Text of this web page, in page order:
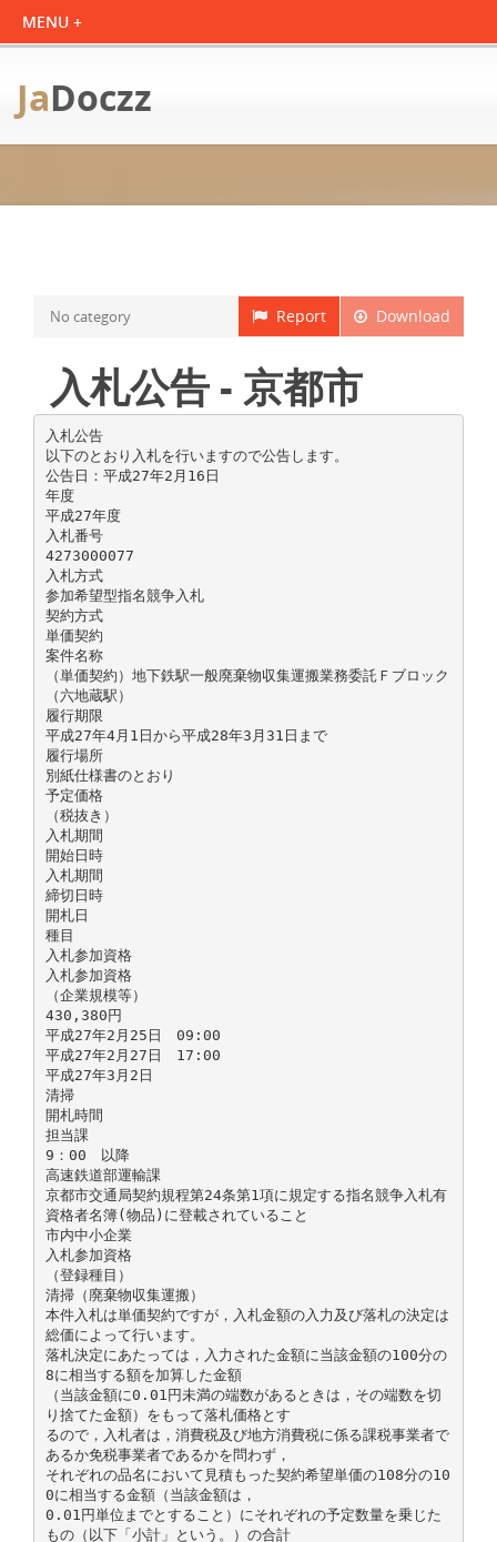
JaDoczz
Download
Report
No category
入札公告 - 京都市
入札公告
以下のとおり入札を行いますので公告します。
公告日：平成27年2月16日
年度
平成27年度
入札番号
4273000077
入札方式
参加希望型指名競争入札
契約方式
単価契約
案件名称
（単価契約）地下鉄駅一般廃棄物収集運搬業務委託Ｆブロック
（六地蔵駅）
履行期限
平成27年4月1日から平成28年3月31日まで
履行場所
別紙仕様書のとおり
予定価格
（税抜き）
入札期間
開始日時
入札期間
締切日時
開札日
種目
入札参加資格
入札参加資格
（企業規模等）
430,380円
平成27年2月25日 09:00
平成27年2月27日 17:00
平成27年3月2日
清掃
開札時間
担当課
9：00 以降
高速鉄道部運輸課
京都市交通局契約規程第24条第1項に規定する指名競争入札有
資格者名簿(物品)に登載されていること
市内中小企業
入札参加資格
（登録種目）
清掃（廃棄物収集運搬）
本件入札は単価契約ですが，入札金額の入力及び落札の決定は
総価によって行います。
落札決定にあたっては，入力された金額に当該金額の100分の
8に相当する額を加算した金額
（当該金額に0.01円未満の端数があるときは，その端数を切
り捨てた金額）をもって落札価格とす
るので，入札者は，消費税及び地方消費税に係る課税事業者で
あるか免税事業者であるかを問わず，
それぞれの品名において見積もった契約希望単価の108分の10
0に相当する金額（当該金額は，
0.01円単位までとすること）にそれぞれの予定数量を乗じた
もの（以下「小計」という。）の合計